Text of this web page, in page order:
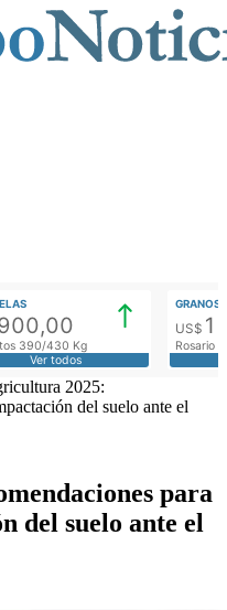
390/430 Kg
Ver todos
GRANOS
US$
Rosario
2025:
del suelo ante el
para
del suelo ante el